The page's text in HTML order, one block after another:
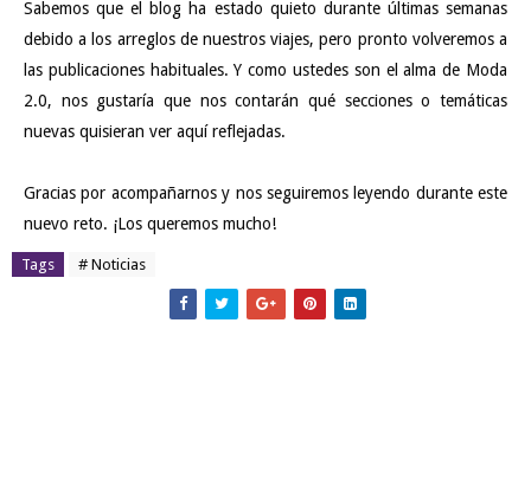
Sabemos que el blog ha estado quieto durante últimas semanas
debido a los arreglos de nuestros viajes, pero pronto volveremos a
las publicaciones habituales. Y como ustedes son el alma de Moda
2.0, nos gustaría que nos contarán qué secciones o temáticas
nuevas quisieran ver aquí reflejadas.
Gracias por acompañarnos y nos seguiremos leyendo durante este
nuevo reto. ¡Los queremos mucho!
Tags # Noticias